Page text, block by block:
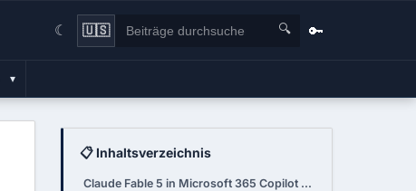
☾ 🇺🇸 🔍 🔑
▾
📋 Inhaltsverzeichnis
Claude Fable 5 in Microsoft 365 Copilot verfügbar!